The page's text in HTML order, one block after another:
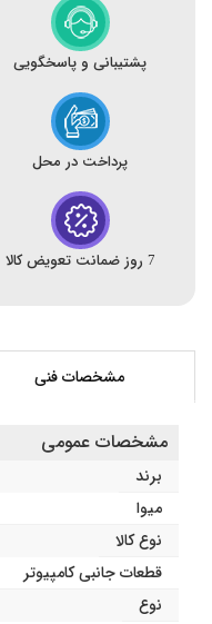
پشتیبانی و پاسخگویی
پرداخت در محل
7 روز ضمانت تعویض کالا
مشخصات فنی
مشخصات عمومی
برند
میوا
نوع کالا
قطعات جانبی کامپیوتر
نوع